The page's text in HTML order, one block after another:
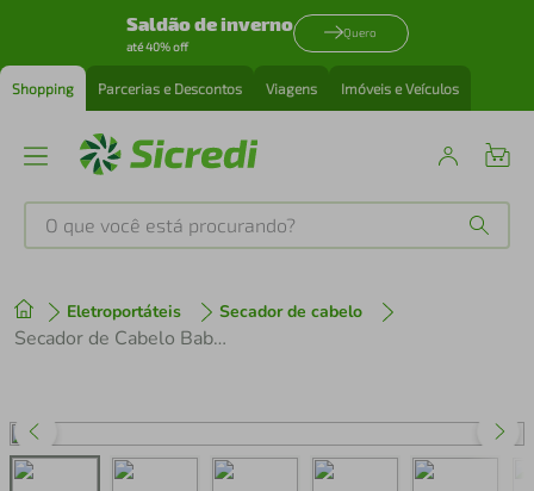
Saldão de inverno
até 40% off
Quero
Shopping Parcerias e Descontos Viagens Imóveis e Veículos
O que você está procurando?
Eletroportáteis Secador de cabelo
Secador de Cabelo Babosa Ceramic Íon - Gama Italy
1º tenis
perfume